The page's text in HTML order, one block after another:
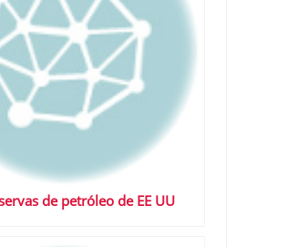
de petróleo de EE UU